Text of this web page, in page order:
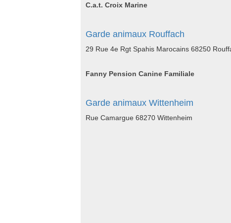
C.a.t. Croix Marine
Garde animaux Rouffach
29 Rue 4e Rgt Spahis Marocains 68250
Fanny Pension Canine Familiale
Garde animaux Wittenheim
Rue Camargue 68270 Wittenheim